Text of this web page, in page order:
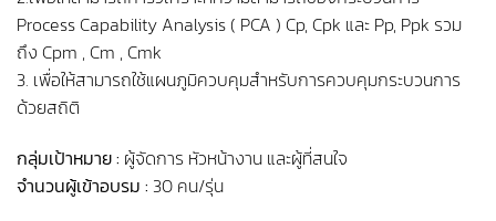
Process Capability Analysis ( PCA ) Cp, Cpk และ Pp, Ppk รวม
ถึง Cpm , Cm , Cmk
3. เพื่อให้สามารถใช้แผนภูมิควบคุมสำหรับการควบคุมกระบวนการ
ด้วยสถิติ
กลุ่มเป้าหมาย : ผู้จัดการ หัวหน้างาน และผู้ที่สนใจ
จำนวนผู้เข้าอบรม : 30 คน/รุ่น